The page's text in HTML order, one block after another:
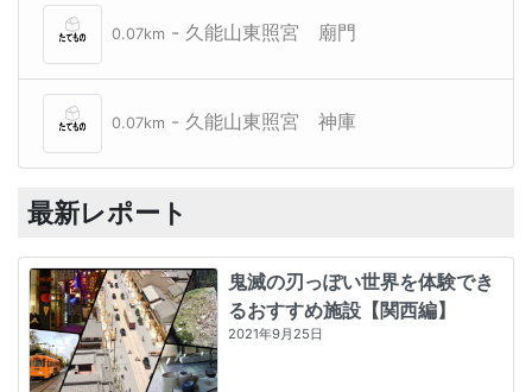
0.07km - 久能山東照宮 廟門
0.07km - 久能山東照宮 神庫
最新レポート
鬼滅の刃っぽい世界を体験でき
るおすすめ施設【関西編】
2021年9月25日